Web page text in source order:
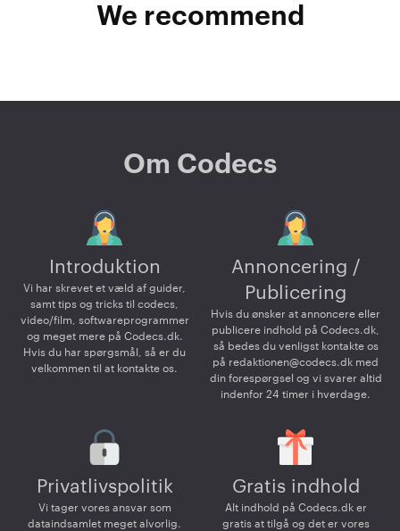
We recommend
Om Codecs
Introduktion
Vi har skrevet et væld af guider,
samt tips og tricks til codecs,
video/film, softwareprogrammer
og meget mere på Codecs.dk.
Hvis du har spørgsmål, så er du
velkommen til at kontakte os.
Annoncering /
Publicering
Hvis du ønsker at annoncere eller
publicere indhold på Codecs.dk,
så bedes du venligst kontakte os
på redaktionen@codecs.dk med
din forespørgsel og vi svarer altid
indenfor 24 timer i hverdage.
Privatlivspolitik
Vi tager vores ansvar som
dataindsamlet meget alvorlig.
Gratis indhold
Alt indhold på Codecs.dk er
gratis at tilgå og det er vores